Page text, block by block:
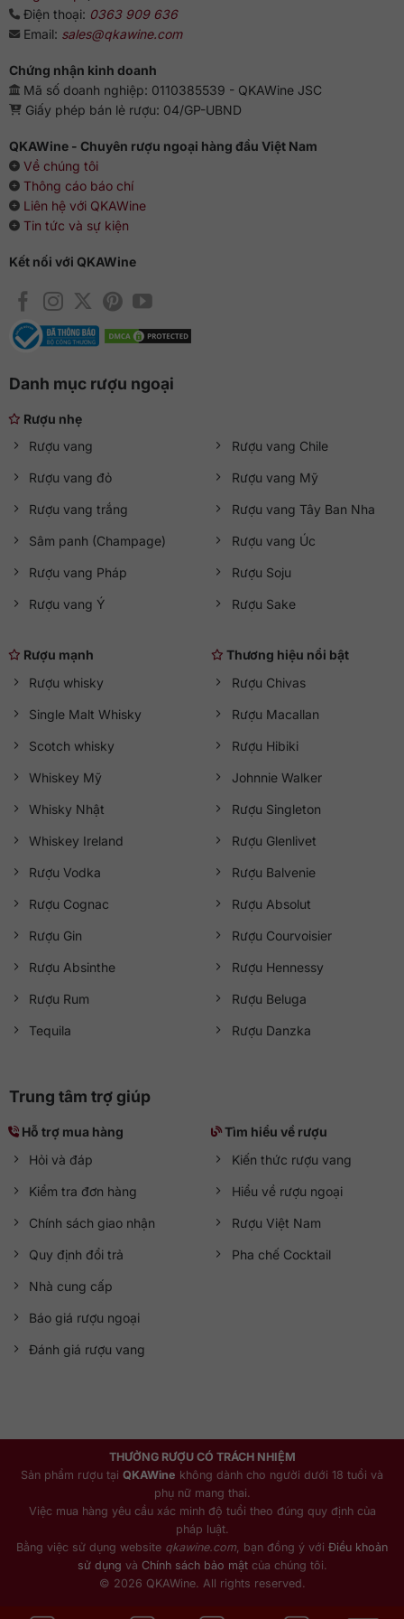
Điện thoại: 0363 909 636
Email: sales@qkawine.com
Chứng nhận kinh doanh
Mã số doanh nghiệp: 0110385539 - QKAWine JSC
Giấy phép bán lẻ rượu: 04/GP-UBND
QKAWine - Chuyên rượu ngoại hàng đầu Việt Nam
Về chúng tôi
Thông cáo báo chí
Liên hệ với QKAWine
Tin tức và sự kiện
Kết nối với QKAWine
Danh mục rượu ngoại
Rượu nhẹ
Rượu vang
Rượu vang đỏ
Rượu vang trắng
Sâm panh (Champage)
Rượu vang Pháp
Rượu vang Ý
Rượu vang Chile
Rượu vang Mỹ
Rượu vang Tây Ban Nha
Rượu vang Úc
Rượu Soju
Rượu Sake
Rượu mạnh
Rượu whisky
Single Malt Whisky
Scotch whisky
Whiskey Mỹ
Whisky Nhật
Whiskey Ireland
Rượu Vodka
Rượu Cognac
Rượu Gin
Rượu Absinthe
Rượu Rum
Tequila
Thương hiệu nổi bật
Rượu Chivas
Rượu Macallan
Rượu Hibiki
Johnnie Walker
Rượu Singleton
Rượu Glenlivet
Rượu Balvenie
Rượu Absolut
Rượu Courvoisier
Rượu Hennessy
Rượu Beluga
Rượu Danzka
Trung tâm trợ giúp
Hỗ trợ mua hàng
Hỏi và đáp
Kiểm tra đơn hàng
Chính sách giao nhận
Quy định đổi trả
Nhà cung cấp
Báo giá rượu ngoại
Đánh giá rượu vang
Tìm hiểu về rượu
Kiến thức rượu vang
Hiểu về rượu ngoại
Rượu Việt Nam
Pha chế Cocktail
THƯỞNG RƯỢU CÓ TRÁCH NHIỆM
Sản phẩm rượu tại QKAWine không dành cho người dưới 18 tuổi và
phụ nữ mang thai.
Việc mua hàng yêu cầu xác minh độ tuổi theo đúng quy định của
pháp luật.
Bằng việc sử dụng website qkawine.com , bạn đồng ý với Điều khoản
sử dụng và Chính sách bảo mậtcủa chúng tôi.
© 2026 QKAWine. All rights reserved.